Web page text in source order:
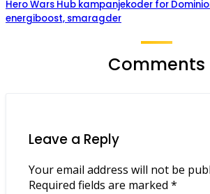
Hero Wars Hub kampanjekoder for
energiboost, smaragder
Comments
Leave a Reply
Your email address will not be
Required fields are marked *